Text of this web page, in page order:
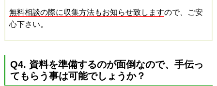
無料相談の際に収集方法もお知らせ致しますので、ご安
心下さい。
Q4. 資料を準備するのが面倒なので、手伝っ
てもらう事は可能でしょうか？